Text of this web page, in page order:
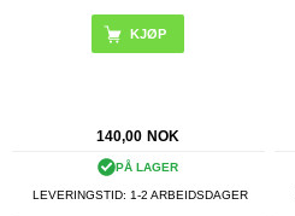
140,00 NOK
PÅ LAGER
LEVERINGSTID: 1-2 ARBEIDSDAGER